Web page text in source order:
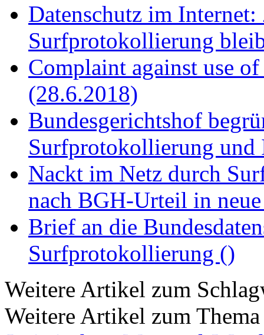
Datenschutz im
Surfprotokollierung
Complaint against use
(28.6.2018)
Bundesgerichtshof
Surfprotokollierung und
Nackt im Netz durch
nach BGH-Urteil in
Brief an die
Surfprotokollierung ()
Weitere Artikel zum
Weitere Artikel zum